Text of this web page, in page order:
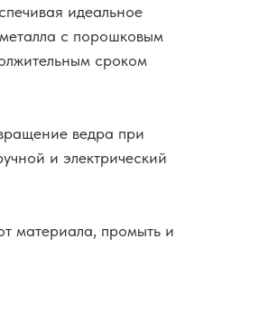
идеальное
с порошковым
сроком
ведра при
и электрический
материала, промыть и